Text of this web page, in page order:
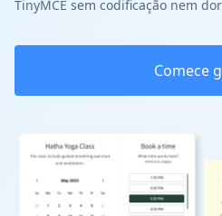
TinyMCE sem codificação nem
Comece